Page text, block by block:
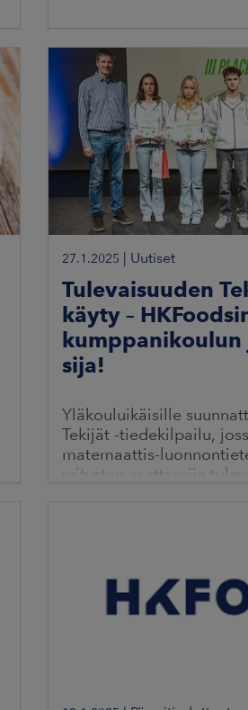
27.1.2025 | Uutiset
Tulevaisuuden
käyty –
kumppanikoulun
sija!
Yläkouluikäisille
Tekijät -tiedekilpailu,
matemaattis-
yritysten asettamiin